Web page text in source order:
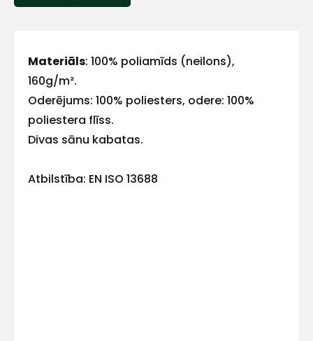
Materiāls: 100% poliamīds (neilons),
160g/m².
Oderējums: 100% poliesters, odere: 100%
poliestera flīss.
Divas sānu kabatas.
Atbilstība: EN ISO 13688
E-pasts
Kontakttālrunis